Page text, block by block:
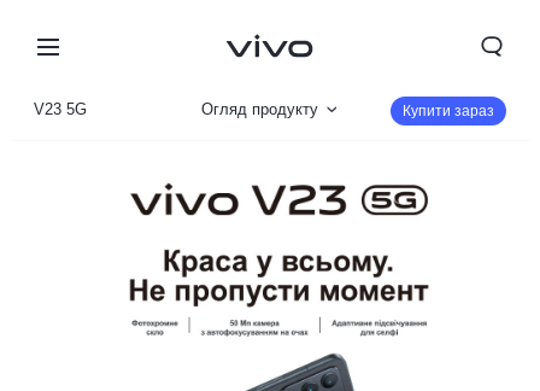
V23 5G Огляд продукту
Параметри
Купити зараз